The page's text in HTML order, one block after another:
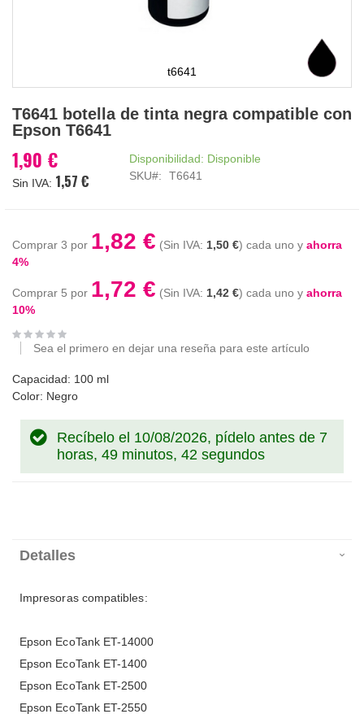
t6641
al
comienzo
la
galería
T6641 botella de tinta negra compatible con
Epson T6641
1,90 €
1,57 €
Disponibilidad: Disponible
SKU
T6641
Comprar 3 por 1,82 € 1,50 € cada uno y ahorra
4%
Comprar 5 por 1,72 € 1,42 € cada uno y ahorra
10%
Sea el primero en dejar una reseña para este artículo
Capacidad: 100 ml
Color: Negro
Recíbelo el 10/08/2026, pídelo antes de 7
horas, 49 minutos, 42 segundos
Detalles
Impresoras compatibles:
Epson EcoTank ET-14000
Epson EcoTank ET-1400
Epson EcoTank ET-2500
Epson EcoTank ET-2550